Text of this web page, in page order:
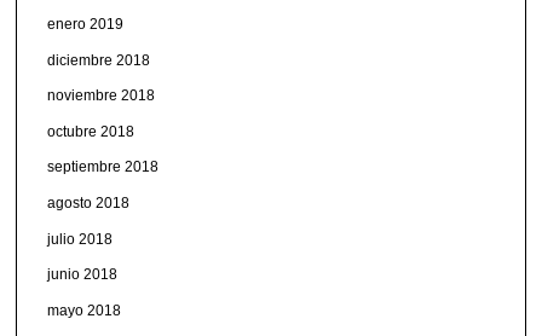
enero 2019
diciembre 2018
noviembre 2018
octubre 2018
septiembre 2018
agosto 2018
julio 2018
junio 2018
mayo 2018